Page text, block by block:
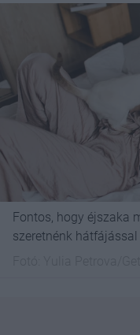
Fontos, hogy éjszaka
szeretnénk hátfájással